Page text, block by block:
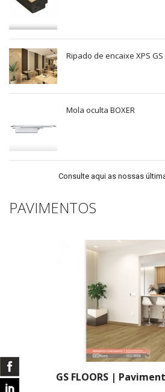
Ripado de encaixe XPS
Mola oculta BOXER
Consulte aqui as nossas
PAVIMENTOS
GS FLOORS |